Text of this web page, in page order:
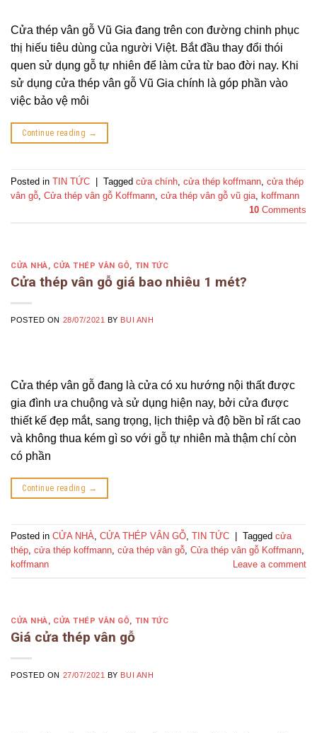
Cửa thép vân gỗ Vũ Gia đang trên con đường chinh phục
thị hiếu tiêu dùng của người Việt. Bắt đầu thay đổi thói
quen sử dụng gỗ tự nhiên để làm cửa từ bao đời nay. Khi
sử dụng cửa thép vân gỗ Vũ Gia chính là góp phần vào
việc bảo vệ môi
Continue reading →
Posted in TIN TỨC | Tagged cửa chính cửa thép koffmann cửa thép
vân gỗ Cửa thép vân gỗ Koffmann cửa thép vân gỗ vũ gia koffmann
10 Comments
CỬA NHÀ, CỬA THÉP VÂN GỖ, TIN TỨC
Cửa thép vân gỗ giá bao nhiêu 1 mét?
POSTED ON 28/07/2021 BY BUI ANH
Cửa thép vân gỗ đang là cửa có xu hướng nội thất được
gia đình ưa chuộng và sử dụng hiện nay, bởi cửa được
thiết kế đẹp mắt, sang trọng, lịch thiệp và độ bền bỉ rất cao
và không thua kém gì so với gỗ tự nhiên mà thậm chí còn
có phần
Continue reading →
Posted in CỬA NHÀ, CỬA THÉP VÂN GỖ, TIN TỨC Tagged cửa
thép, cửa thép koffmann, cửa thép vân gỗ, Cửa thép vân gỗ Koffmann,
koffmann
Leave a comment
CỬA NHÀ, CỬA THÉP VÂN GỖ, TIN TỨC
Giá cửa thép vân gỗ
POSTED ON 27/07/2021 BY BUI ANH